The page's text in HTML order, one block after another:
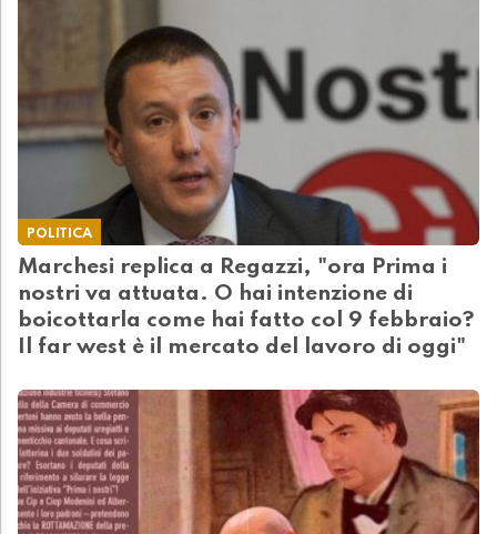
POLITICA
Marchesi replica a Regazzi, "ora Prima i
nostri va attuata. O hai intenzione di
boicottarla come hai fatto col 9 febbraio?
Il far west è il mercato del lavoro di oggi"